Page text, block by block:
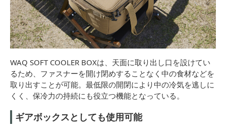
WAQ SOFT COOLER BOXは、天面に取り出し口を設けてい
るため、ファスナーを開け閉めすることなく中の食材などを
取り出すことが可能。最低限の開閉により中の冷気を逃しに
くく、保冷力の持続にも役立つ機能となっている。
ギアボックスとしても使用可能